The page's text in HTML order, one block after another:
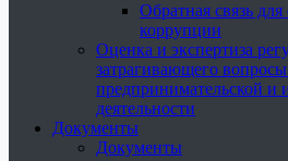
Обратная связь
коррупции
Оценка и экспертиза
затрагивающего
предпринимательской и
деятельности
Документы
Документы